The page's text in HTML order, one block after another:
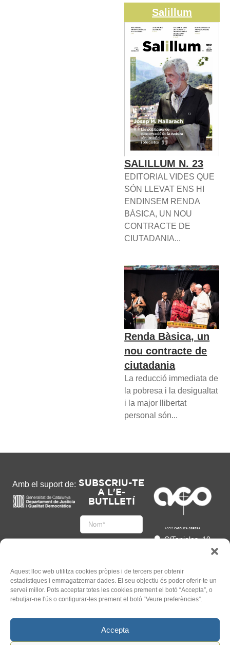
Aquest lloc web utilitza cookies pròpies i de tercers per obtenir
estadístiques i emmagatzemar dades. El seu objectiu és poder oferir-te un
servei millor. Pots acceptar totes les cookies prement el botó “Accepta”, o
rebutjar-ne l'ús o configurar-les prement el botó “Veure preferències”.
Accepta
Salillum
SALILLUM N. 23
EDITORIAL VIDES QUE
SÓN LLEVAT ENS HI
ENDINSEM RENDA
BÀSICA, UN NOU
CONTRACTE DE
CIUTADANIA...
Renda Bàsica, un
nou contracte de
ciutadania
La reducció immediata de
la pobresa i la desigualtat
i la major llibertat
personal són...
Amb el suport de: SUBSCRIU-TE
A L'E-
BUTLLETÍ
Accepto
l'Informació legal
C/Tapioles, 10
93 505 86 86
hola@acocat.org